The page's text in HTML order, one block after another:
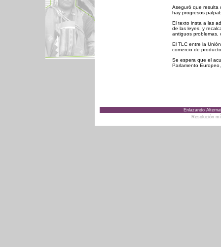
Aseguró que resulta
hay progresos
El texto insta a las
de las leyes, y
antiguos problemas,
El TLC entre la
comercio de
Se espera que el
Parlamento
Enlazando
Resolución